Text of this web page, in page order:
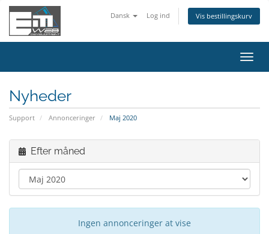
Dansk Log ind Vis bestillingskurv
Skift
Nyheder
Support Annonceringer Maj 2020
Efter måned
Ingen annonceringer at vise